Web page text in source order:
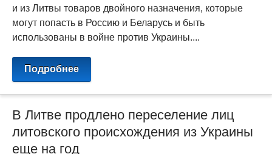
и из Литвы товаров двойного назначения, которые
могут попасть в Россию и Беларусь и быть
использованы в войне против Украины....
Подробнее
В Литве продлено переселение лиц
литовского происхождения из Украины
еще на год